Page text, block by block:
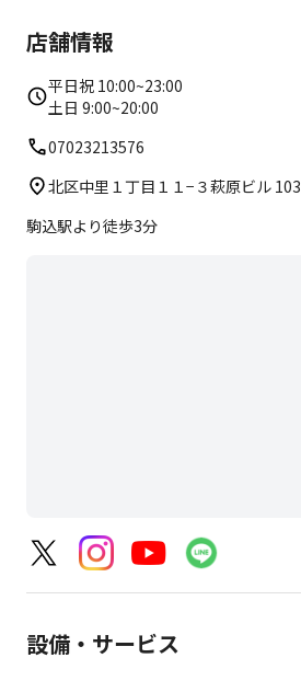
・動きやすい服装
・水分
・室内シューズ
店舗情報
平日祝 10:00~23:00
土日 9:00~20:00
07023213576
北区中里１丁目１１−３萩原ビル 103
駒込駅より徒歩3分
設備・サービス